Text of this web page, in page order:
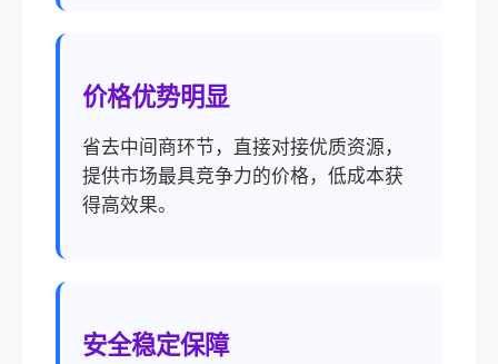
价格优势明显
省去中间商环节，直接对接优质资源，
提供市场最具竞争力的价格，低成本获
得高效果。
安全稳定保障